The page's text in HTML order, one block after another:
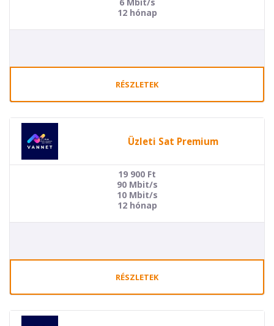
12 hónap
RÉSZLETEK
Üzleti Sat Premium
19 900 Ft
90 Mbit/s
10 Mbit/s
12 hónap
RÉSZLETEK